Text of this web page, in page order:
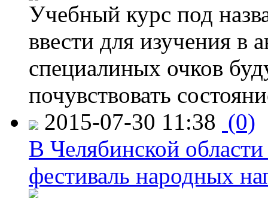
Учебный курс под
ввести для изучения
специалиных очков
почувствовать
2015-07-30 11:38 (0)
В Челябинской
фестиваль народных